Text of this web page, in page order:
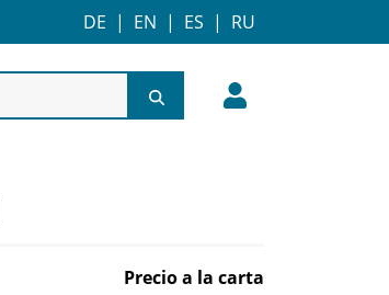
DE | EN | ES | RU
Precio a la carta